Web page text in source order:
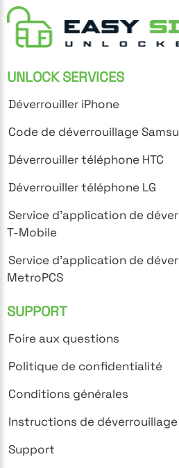
UNLOCK SERVICES
Déverrouiller iPhone
Code de déverrouillage
Déverrouiller téléphone HTC
Déverrouiller téléphone LG
Service d'application de
T-Mobile
Service d'application de
MetroPCS
SUPPORT
Foire aux questions
Politique de confidentialité
Conditions générales
Instructions de déverrouillage
Support